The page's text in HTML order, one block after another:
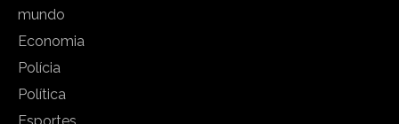
mundo
Economia
Polícia
Política